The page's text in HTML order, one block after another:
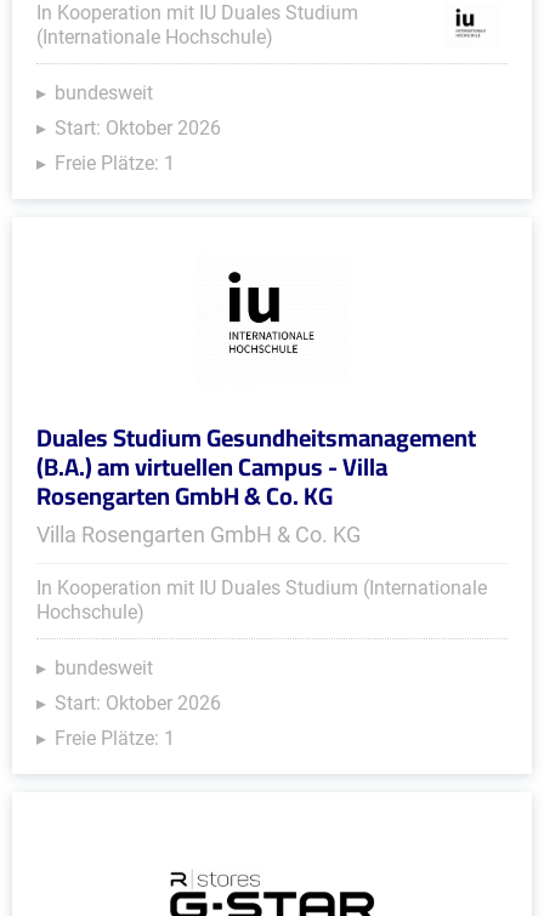
In Kooperation mit IU Duales Studium
(Internationale Hochschule)
bundesweit
Start: Oktober 2026
Freie Plätze: 1
Duales Studium Gesundheitsmanagement
(B.A.) am virtuellen Campus - Villa
Rosengarten GmbH & Co. KG
Villa Rosengarten GmbH & Co. KG
In Kooperation mit IU Duales Studium (Internationale
Hochschule)
bundesweit
Start: Oktober 2026
Freie Plätze: 1